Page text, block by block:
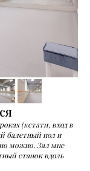
(кстати, вход в
балетный пол и
можно. Зал мне
станок вдоль